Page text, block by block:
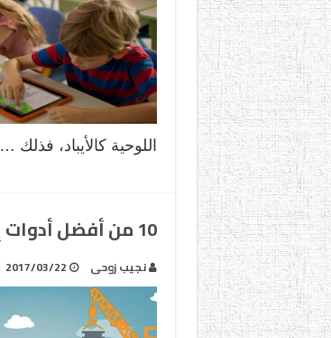
اللوحية كالأيباد، فذلك …
10 من أفضل أدوات إنشاء المواقع الإلكترونية
نجيب زوحى 2017/03/22